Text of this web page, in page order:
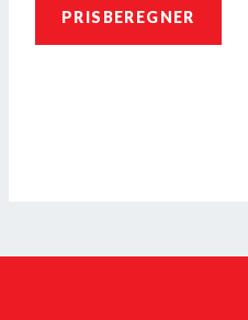
PRISBEREGNER